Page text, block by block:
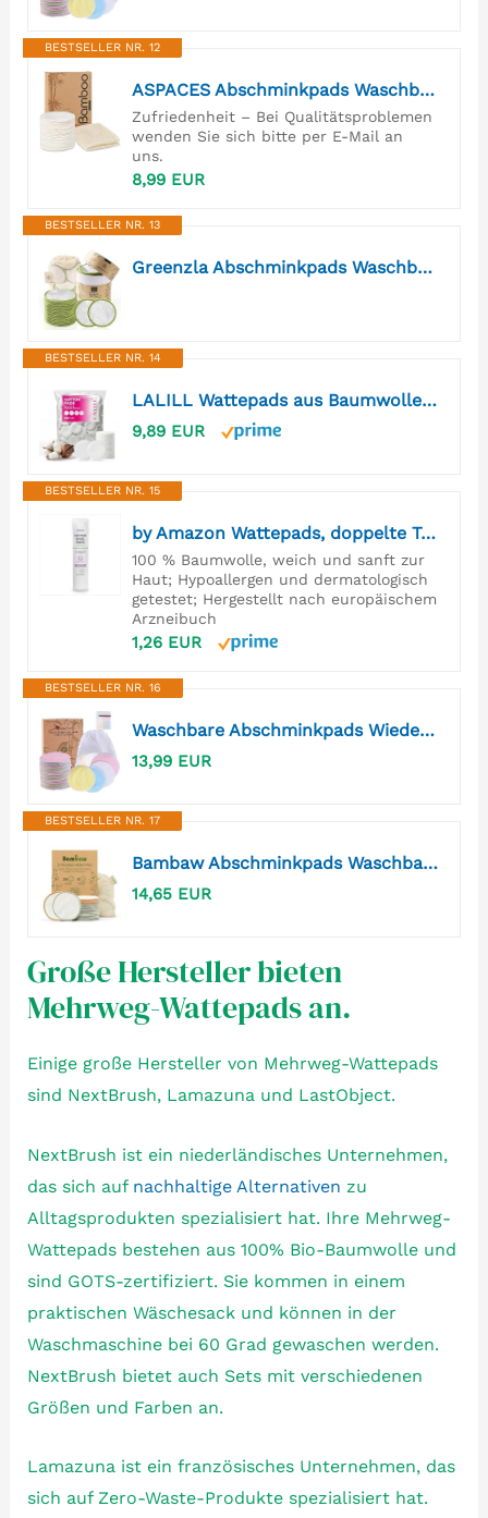
BESTSELLER NR. 12
ASPACES Abschminkpads Waschbar, 20 Stück Wiederverwendbare Wattepads aus Bambus und Baumwolle mit Wäschesack, Nachhaltig Weich & Schonend Abschminktücher Perfekt für Gesichtsreinigung
Zufriedenheit – Bei Qualitätsproblemen
wenden Sie sich bitte per E-Mail an
uns.
8,99 EUR
BESTSELLER NR. 13
Greenzla Abschminkpads Waschbar (20 Stück) mit waschbarem Wäschesack und runder Box zur Aufbewahrung | Natürlicher Bambus & Bio-Baumwolle | Wiederverwendbare Wattepads für alle Hauttypen - Zero Waste
BESTSELLER NR. 14
LALILL Wattepads aus Baumwolle 600 Stück - Fusselfreie Abschminkpads für Gesicht & Augen - Effektive Gesichtsreinigung - Cotton Pads Geeignet für Empfindliche Haut
9,89 EUR
BESTSELLER NR. 15
by Amazon Wattepads, doppelte Textur, 100% Baumwolle, 120 Pads
100 % Baumwolle, weich und sanft zur
Haut; Hypoallergen und dermatologisch
getestet; Hergestellt nach europäischem
Arzneibuch
1,26 EUR
BESTSELLER NR. 16
Waschbare Abschminkpads Wiederverwendbare Wattepads丨Abschminktücher aus Bambus（24 Stück+ 2 mit Wäschebeutel丨Makeup Entferner Pads - Superweich Umweltfreundlich, Wächst keine Bakterien
13,99 EUR
BESTSELLER NR. 17
Bambaw Abschminkpads Waschbar, 22 Wiederverwendbare Wattepads mit Wäschebeutel, Pads Abschminken Waschbar, Bambus Wattepads Wiederverwendbar, Reinigungspads Gesicht Waschbar, Kosmetikpads Waschbar
14,65 EUR
Große Hersteller bieten
Mehrweg-Wattepads an.
Einige große Hersteller von Mehrweg-Wattepads
sind NextBrush, Lamazuna und LastObject.
NextBrush ist ein niederländisches Unternehmen,
das sich auf nachhaltige Alternativen zu
Alltagsprodukten spezialisiert hat. Ihre Mehrweg-
Wattepads bestehen aus 100% Bio-Baumwolle und
sind GOTS-zertifiziert. Sie kommen in einem
praktischen Wäschesack und können in der
Waschmaschine bei 60 Grad gewaschen werden.
NextBrush bietet auch Sets mit verschiedenen
Größen und Farben an.
Lamazuna ist ein französisches Unternehmen, das
sich auf Zero-Waste-Produkte spezialisiert hat.